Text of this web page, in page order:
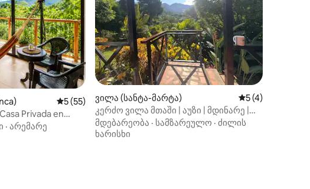
18 მიმოხილვასაშუალო შეფასებაა 5‑დან 5, 55 მიმოხილვა
5 (55)
Privada en
· არემარე
ვილა (სანტა-მარტა) საშუალო
5 (4)
კერძო ვილა მთაში | აუზი | მდინარე |
მინკასთან ახლოს
მდებარეობა · სამზარეულო · ძილის
ხარისხი